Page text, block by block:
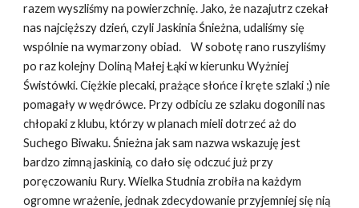
razem wyszliśmy na powierzchnię. Jako, że nazajutrz czekał
nas najcięższy dzień, czyli Jaskinia Śnieżna, udaliśmy się
wspólnie na wymarzony obiad. W sobotę rano ruszyliśmy
po raz kolejny Doliną Małej Łąki w kierunku Wyżniej
Świstówki. Ciężkie plecaki, prażące słońce i kręte szlaki ;­) nie
pomagały w wędrówce. Przy odbiciu ze szlaku dogonili nas
chłopaki z klubu, którzy w planach mieli dotrzeć aż do
Suchego Biwaku. Śnieżna jak sam nazwa wskazuję jest
bardzo zimną jaskinią, co dało się odczuć już przy
poręczowaniu Rury. Wielka Studnia zrobiła na każdym
ogromne wrażenie, jednak zdecydowanie przyjemniej się nią